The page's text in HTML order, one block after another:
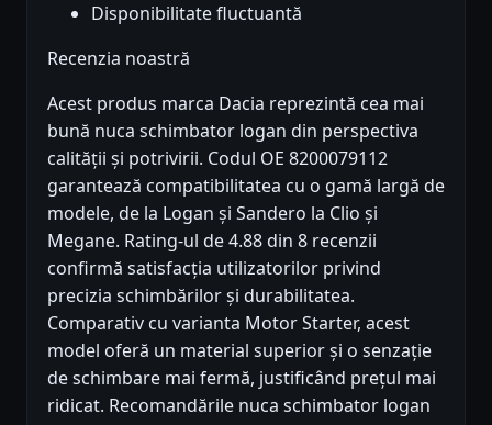
Disponibilitate fluctuantă
Recenzia noastră
Acest produs marca Dacia reprezintă cea mai
bună nuca schimbator logan din perspectiva
calității și potrivirii. Codul OE 8200079112
garantează compatibilitatea cu o gamă largă de
modele, de la Logan și Sandero la Clio și
Megane. Rating-ul de 4.88 din 8 recenzii
confirmă satisfacția utilizatorilor privind
precizia schimbărilor și durabilitatea.
Comparativ cu varianta Motor Starter, acest
model oferă un material superior și o senzație
de schimbare mai fermă, justificând prețul mai
ridicat. Recomandările nuca schimbator logan